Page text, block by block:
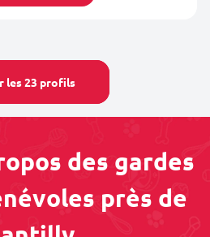
les 23 profils
des gardes
près de